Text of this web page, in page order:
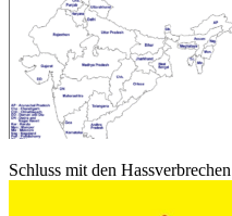
Schluss mit den Hassverbrechen